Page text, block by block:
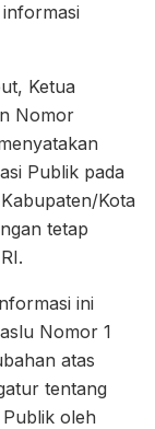
Ketua
Nomor
Publik pada
Kota
tetap
ini
Nomor 1
atas
tentang
oleh